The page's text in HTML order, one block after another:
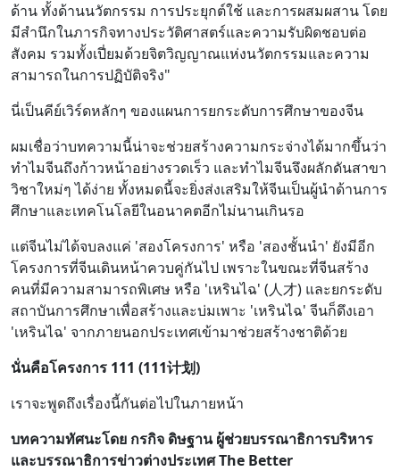
ด้าน ทั้งด้านนวัตกรรม การประยุกต์ใช้ และการผสมผสาน โดย
มีสำนึกในภารกิจทางประวัติศาสตร์และความรับผิดชอบต่อ
สังคม รวมทั้งเปี่ยมด้วยจิตวิญญาณแห่งนวัตกรรมและความ
สามารถในการปฏิบัติจริง"
นี่เป็นคีย์เวิร์ดหลักๆ ของแผนการยกระดับการศึกษาของจีน
ผมเชื่อว่าบทความนี้น่าจะช่วยสร้างความกระจ่างได้มากขึ้นว่า
ทำไมจีนถึงก้าวหน้าอย่างรวดเร็ว และทำไมจีนจึงผลักดันสาขา
วิชาใหม่ๆ ได้ง่าย ทั้งหมดนี้จะยิ่งส่งเสริมให้จีนเป็นผู้นำด้านการ
ศึกษาและเทคโนโลยีในอนาคตอีกไม่นานเกินรอ
แต่จีนไม่ได้จบลงแค่ 'สองโครงการ' หรือ 'สองชั้นนำ' ยังมีอีก
โครงการที่จีนเดินหน้าควบคู่กันไป เพราะในขณะที่จีนสร้าง
คนที่มีความสามารถพิเศษ หรือ 'เหรินไฉ' (人才) และยกระดับ
สถาบันการศึกษาเพื่อสร้างและบ่มเพาะ 'เหรินไฉ' จีนก็ดึงเอา
'เหรินไฉ' จากภายนอกประเทศเข้ามาช่วยสร้างชาติด้วย
นั่นคือโครงการ 111 (111计划)
เราจะพูดถึงเรื่องนี้กันต่อไปในภายหน้า
บทความทัศนะโดย กรกิจ ดิษฐาน ผู้ช่วยบรรณาธิการบริหาร
และบรรณาธิการข่าวต่างประเทศ The Better